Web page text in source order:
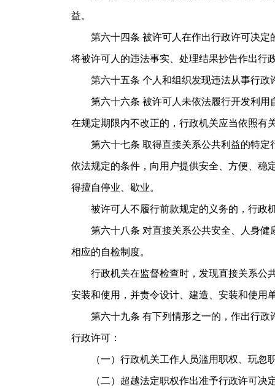
益。
第六十四条 被许可人在作出行政许可决定
将被许可人的违法事实、处理结果抄告作出行
第六十五条 个人和组织发现违法从事行政
第六十六条 被许可人未依法履行开发利用
在规定期限内不改正的，行政机关应当依照有
第六十七条 取得直接关系公共利益的特定
依法规定的条件，向用户提供安全、方便、稳
得擅自停业、歇业。
被许可人不履行前款规定的义务的，行政
第六十八条 对直接关系公共安全、人身健
相应的自检制度。
行政机关在监督检查时，发现直接关系公共
安装和使用，并责令设计、建造、安装和使用
第六十九条 有下列情形之一的，作出行政
行政许可：
（一）行政机关工作人员滥用职权、玩忽
（二）超越法定职权作出准予行政许可决